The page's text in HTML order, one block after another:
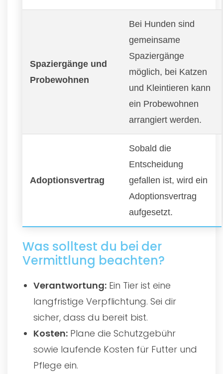
Spaziergänge und
Probewohnen
Bei Hunden sind
gemeinsame
Spaziergänge
möglich, bei Katzen
und Kleintieren kann
ein Probewohnen
arrangiert werden.
Adoptionsvertrag
Sobald die
Entscheidung
gefallen ist, wird ein
Adoptionsvertrag
aufgesetzt.
Was solltest du bei der
Vermittlung beachten?
Verantwortung: Ein Tier ist eine
langfristige Verpflichtung. Sei dir
sicher, dass du bereit bist.
Kosten: Plane die Schutzgebühr
sowie laufende Kosten für Futter und
Pflege ein.